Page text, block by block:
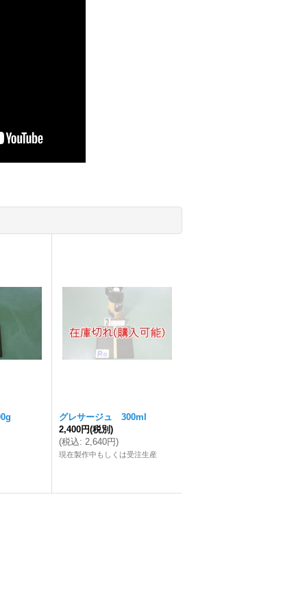
グレサージュ 300ml
2,400円(税別)
(税込: 2,640円)
現在製作中もしくは受注生産